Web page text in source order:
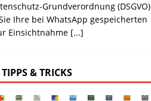
Grundverordnung (DSGVO)
Ihre bei WhatsApp gespeicherten
Einsichtnahme [...]
& TRICKS